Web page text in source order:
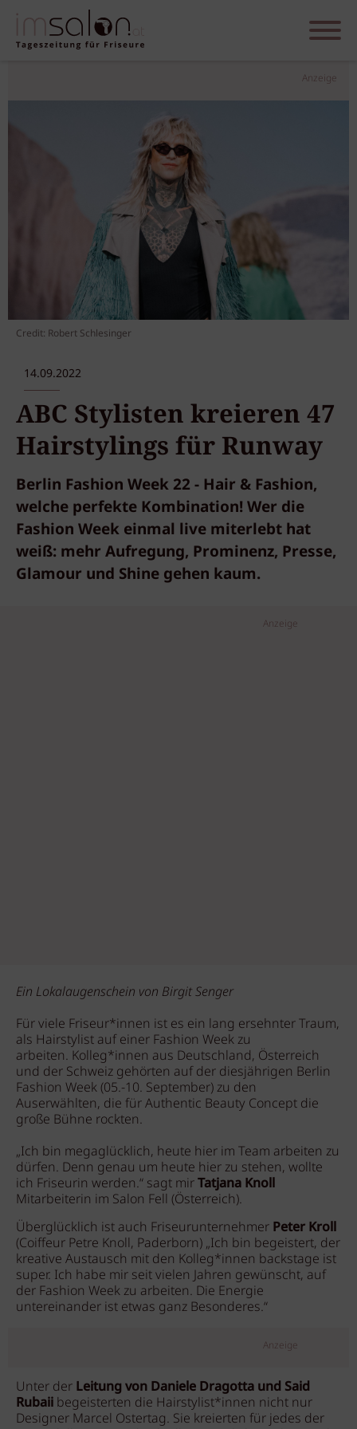
Anzeige
Credit: Robert Schlesinger
14.09.2022
ABC Stylisten kreieren 47
Hairstylings für Runway
Berlin Fashion Week 22 - Hair & Fashion,
welche perfekte Kombination! Wer die
Fashion Week einmal live miterlebt hat
weiß: mehr Aufregung, Prominenz, Presse,
Glamour und Shine gehen kaum.
Anzeige
Ein Lokalaugenschein von Birgit Senger
Für viele Friseur*innen ist es ein lang ersehnter Traum,
als Hairstylist auf einer Fashion Week zu
arbeiten. Kolleg*innen aus Deutschland, Österreich
und der Schweiz gehörten auf der diesjährigen Berlin
Fashion Week (05.-10. September) zu den
Auserwählten, die für Authentic Beauty Concept die
große Bühne rockten.
„Ich bin megaglücklich, heute hier im Team arbeiten zu
dürfen. Denn genau um heute hier zu stehen, wollte
ich Friseurin werden.“ sagt mirTatjana Knoll
Mitarbeiterin im Salon Fell (Österreich).
Überglücklich ist auch Friseurunternehmer Peter Kroll
(Coiffeur Petre Knoll, Paderborn) „Ich bin begeistert, der
kreative Austausch mit den Kolleg*innen backstage ist
super. Ich habe mir seit vielen Jahren gewünscht, auf
der Fashion Week zu arbeiten. Die Energie
untereinander ist etwas ganz Besonderes.“
Anzeige
Unter der Leitung von Daniele Dragotta und Said
Rubaii begeisterten die Hairstylist*innen nicht nur
Designer Marcel Ostertag. Sie kreierten für jedes der